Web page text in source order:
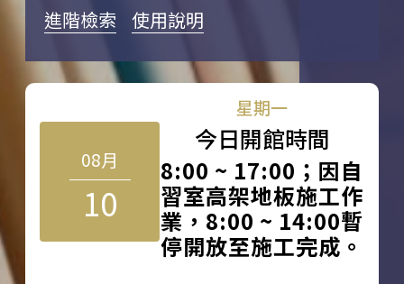
進階檢索 使用說明
08月
10
星期一
今日開館時間
8:00 ~ 17:00；因自
習室高架地板施工作
業，8:00 ~ 14:00暫
停開放至施工完成。